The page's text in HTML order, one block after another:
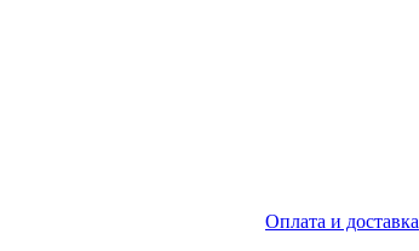
Оплата и доставка